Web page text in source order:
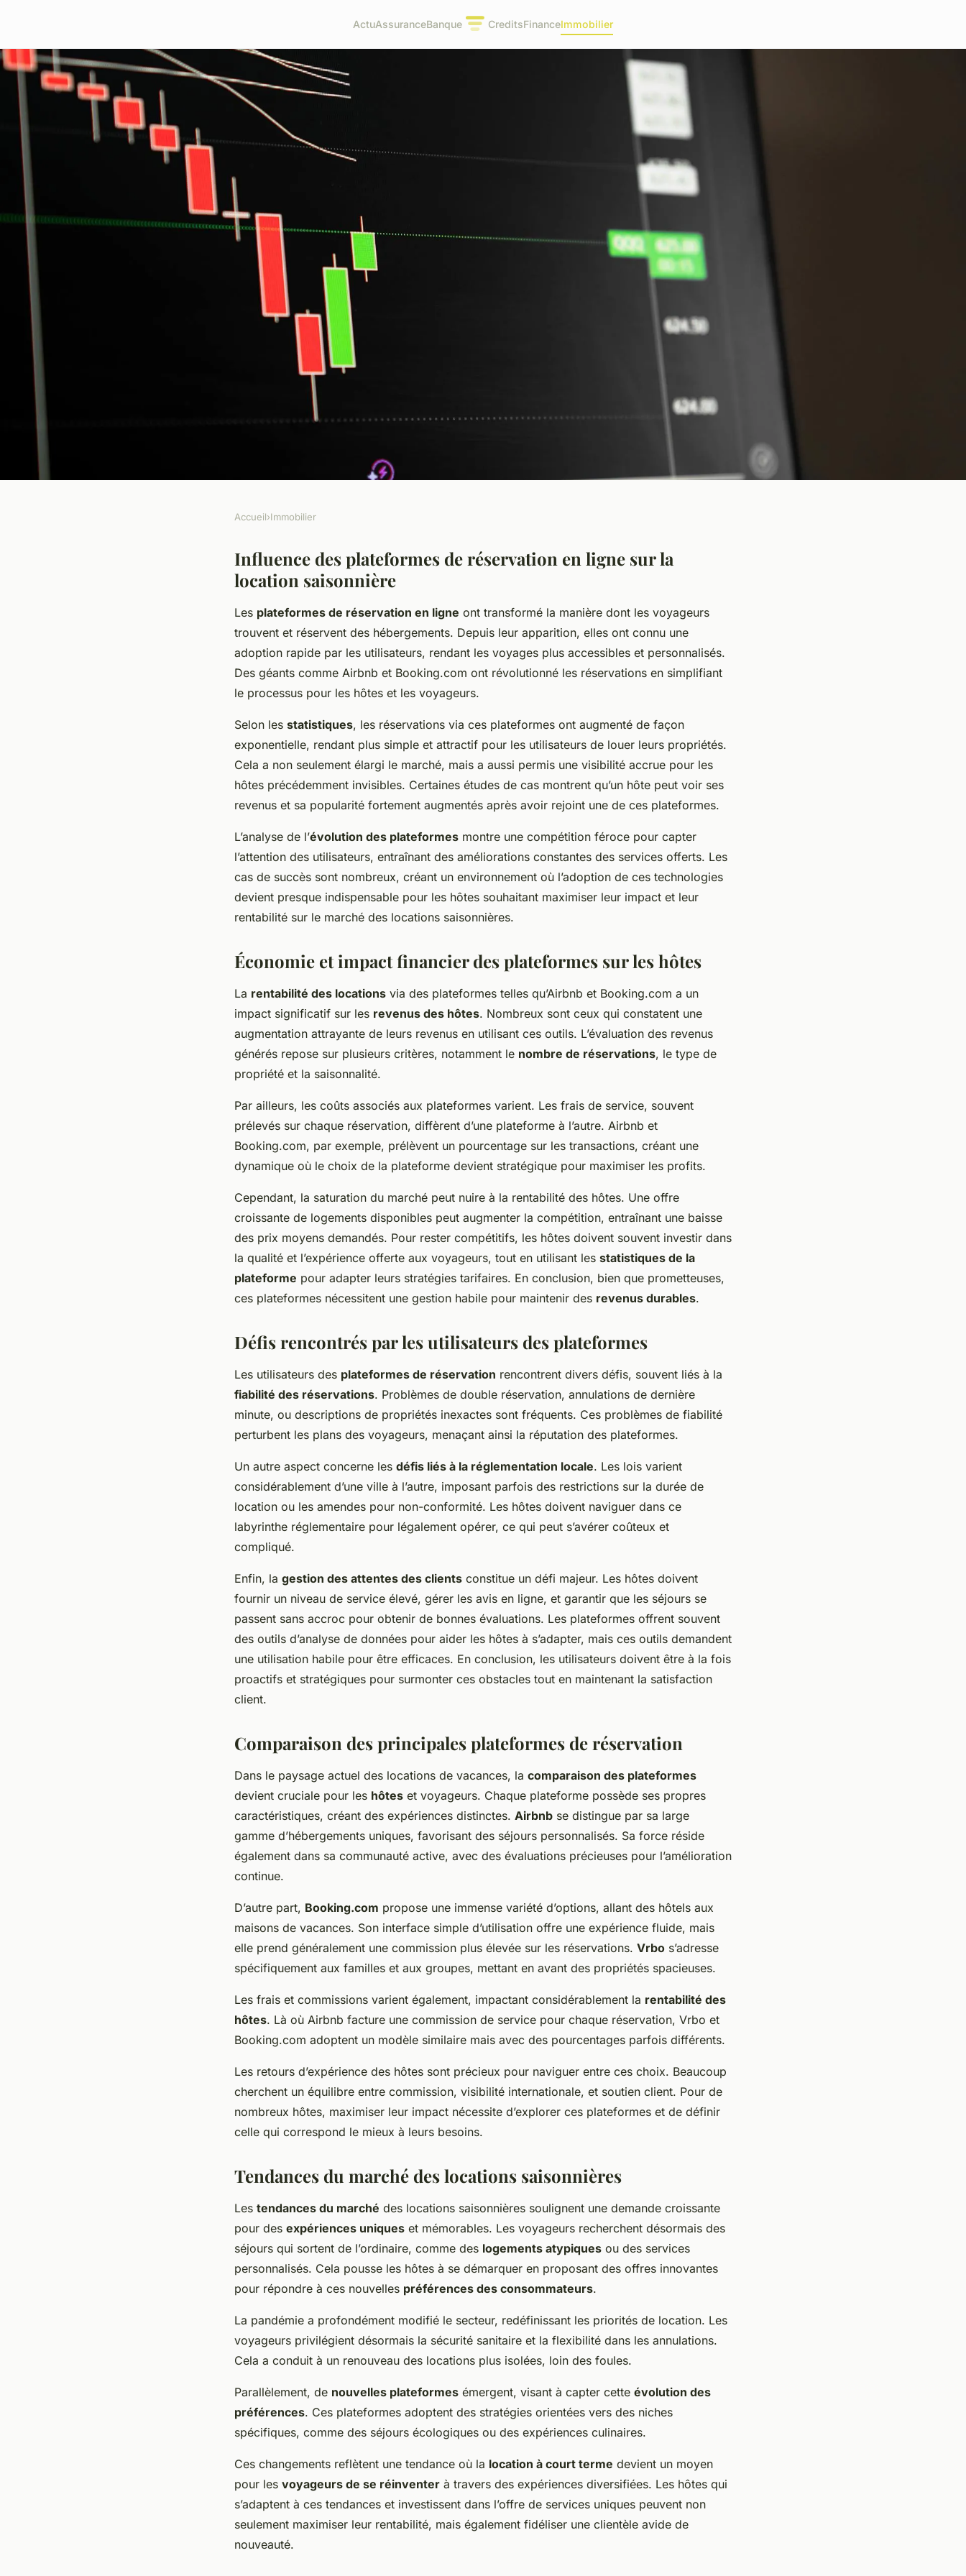
ActuAssuranceBanque CreditsFinanceImmobilier
Impact et Influence : Comment les
Plateformes de Réservation en Ligne
Révolutionnent la Location
Accueil›Immobilier
Influence des plateformes de réservation en ligne sur la
location saisonnière
Les plateformes de réservation en ligne ont transformé la manière dont les voyageurs
trouvent et réservent des hébergements. Depuis leur apparition, elles ont connu une
adoption rapide par les utilisateurs, rendant les voyages plus accessibles et personnalisés.
Des géants comme Airbnb et Booking.com ont révolutionné les réservations en simplifiant
le processus pour les hôtes et les voyageurs.
Selon les statistiques, les réservations via ces plateformes ont augmenté de façon
exponentielle, rendant plus simple et attractif pour les utilisateurs de louer leurs propriétés.
Cela a non seulement élargi le marché, mais a aussi permis une visibilité accrue pour les
hôtes précédemment invisibles. Certaines études de cas montrent qu’un hôte peut voir ses
revenus et sa popularité fortement augmentés après avoir rejoint une de ces plateformes.
L’analyse de l’évolution des plateformes montre une compétition féroce pour capter
l’attention des utilisateurs, entraînant des améliorations constantes des services offerts. Les
cas de succès sont nombreux, créant un environnement où l’adoption de ces technologies
devient presque indispensable pour les hôtes souhaitant maximiser leur impact et leur
rentabilité sur le marché des locations saisonnières.
Économie et impact financier des plateformes sur les hôtes
La rentabilité des locations via des plateformes telles qu’Airbnb et Booking.com a un
impact significatif sur les revenus des hôtes. Nombreux sont ceux qui constatent une
augmentation attrayante de leurs revenus en utilisant ces outils. L’évaluation des revenus
générés repose sur plusieurs critères, notamment le nombre de réservations, le type de
propriété et la saisonnalité.
Par ailleurs, les coûts associés aux plateformes varient. Les frais de service, souvent
prélevés sur chaque réservation, diffèrent d’une plateforme à l’autre. Airbnb et
Booking.com, par exemple, prélèvent un pourcentage sur les transactions, créant une
dynamique où le choix de la plateforme devient stratégique pour maximiser les profits.
Cependant, la saturation du marché peut nuire à la rentabilité des hôtes. Une offre
croissante de logements disponibles peut augmenter la compétition, entraînant une baisse
des prix moyens demandés. Pour rester compétitifs, les hôtes doivent souvent investir dans
la qualité et l’expérience offerte aux voyageurs, tout en utilisant les statistiques de la
plateforme pour adapter leurs stratégies tarifaires. En conclusion, bien que prometteuses,
ces plateformes nécessitent une gestion habile pour maintenir des revenus durables.
Défis rencontrés par les utilisateurs des plateformes
Les utilisateurs des plateformes de réservation rencontrent divers défis, souvent liés à la
fiabilité des réservations. Problèmes de double réservation, annulations de dernière
minute, ou descriptions de propriétés inexactes sont fréquents. Ces problèmes de fiabilité
perturbent les plans des voyageurs, menaçant ainsi la réputation des plateformes.
Un autre aspect concerne les défis liés à la réglementation locale. Les lois varient
considérablement d’une ville à l’autre, imposant parfois des restrictions sur la durée de
location ou les amendes pour non-conformité. Les hôtes doivent naviguer dans ce
labyrinthe réglementaire pour légalement opérer, ce qui peut s’avérer coûteux et
compliqué.
Enfin, la gestion des attentes des clients constitue un défi majeur. Les hôtes doivent
fournir un niveau de service élevé, gérer les avis en ligne, et garantir que les séjours se
passent sans accroc pour obtenir de bonnes évaluations. Les plateformes offrent souvent
des outils d’analyse de données pour aider les hôtes à s’adapter, mais ces outils demandent
une utilisation habile pour être efficaces. En conclusion, les utilisateurs doivent être à la fois
proactifs et stratégiques pour surmonter ces obstacles tout en maintenant la satisfaction
client.
Comparaison des principales plateformes de réservation
Dans le paysage actuel des locations de vacances, la comparaison des plateformes
devient cruciale pour les hôtes et voyageurs. Chaque plateforme possède ses propres
caractéristiques, créant des expériences distinctes. Airbnb se distingue par sa large
gamme d’hébergements uniques, favorisant des séjours personnalisés. Sa force réside
également dans sa communauté active, avec des évaluations précieuses pour l’amélioration
continue.
D’autre part, Booking.com propose une immense variété d’options, allant des hôtels aux
maisons de vacances. Son interface simple d’utilisation offre une expérience fluide, mais
elle prend généralement une commission plus élevée sur les réservations. Vrbo s’adresse
spécifiquement aux familles et aux groupes, mettant en avant des propriétés spacieuses.
Les frais et commissions varient également, impactant considérablement la rentabilité des
hôtes. Là où Airbnb facture une commission de service pour chaque réservation, Vrbo et
Booking.com adoptent un modèle similaire mais avec des pourcentages parfois différents.
Les retours d’expérience des hôtes sont précieux pour naviguer entre ces choix. Beaucoup
cherchent un équilibre entre commission, visibilité internationale, et soutien client. Pour de
nombreux hôtes, maximiser leur impact nécessite d’explorer ces plateformes et de définir
celle qui correspond le mieux à leurs besoins.
Tendances du marché des locations saisonnières
Les tendances du marché des locations saisonnières soulignent une demande croissante
pour des expériences uniques et mémorables. Les voyageurs recherchent désormais des
séjours qui sortent de l’ordinaire, comme des logements atypiques ou des services
personnalisés. Cela pousse les hôtes à se démarquer en proposant des offres innovantes
pour répondre à ces nouvelles préférences des consommateurs.
La pandémie a profondément modifié le secteur, redéfinissant les priorités de location. Les
voyageurs privilégient désormais la sécurité sanitaire et la flexibilité dans les annulations.
Cela a conduit à un renouveau des locations plus isolées, loin des foules.
Parallèlement, de nouvelles plateformes émergent, visant à capter cette évolution des
préférences. Ces plateformes adoptent des stratégies orientées vers des niches
spécifiques, comme des séjours écologiques ou des expériences culinaires.
Ces changements reflètent une tendance où la location à court terme devient un moyen
pour les voyageurs de se réinventer à travers des expériences diversifiées. Les hôtes qui
s’adaptent à ces tendances et investissent dans l’offre de services uniques peuvent non
seulement maximiser leur rentabilité, mais également fidéliser une clientèle avide de
nouveauté.